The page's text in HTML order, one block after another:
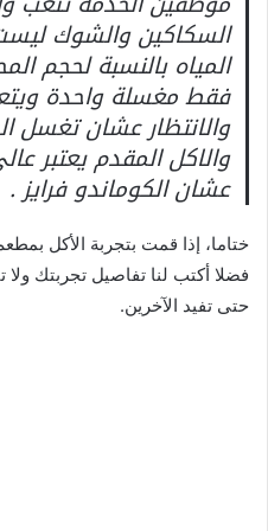
السكاكين والشوك
المياه بالنسبة لحجم
فقط مغسلة واحدة
والانتظار عشان تغسل
والاكل المقدم يعتبر
عشان الكوماندو فرايز .
ختاما، إذا قمت بتجربة الأكل
فضلا أكتب لنا تفاصيل تجربتك
حتى تفيد الآخرين.